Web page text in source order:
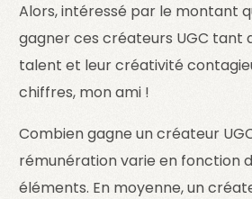
Alors, intéressé par le montant
gagner ces créateurs UGC tant
talent et leur créativité
chiffres, mon ami !
Combien gagne un créateur
rémunération varie en fonction
éléments. En moyenne, un